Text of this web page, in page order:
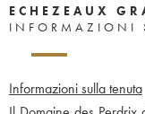
ECHEZEAUX
INFORMAZIONI
Informazioni sulla tenuta